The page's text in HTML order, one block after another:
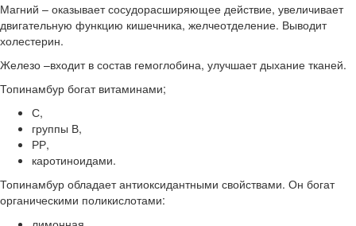
Магний – оказывает сосудорасширяющее действие, увеличивает
двигательную функцию кишечника, желчеотделение. Выводит
холестерин.
Железо –входит в состав гемоглобина, улучшает дыхание тканей.
Топинамбур богат витаминами;
С,
группы В,
РР,
каротиноидами.
Топинамбур обладает антиоксидантными свойствами. Он богат
органическими поликислотами: